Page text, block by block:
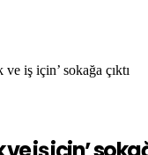
iş için’ sokağa çıktı